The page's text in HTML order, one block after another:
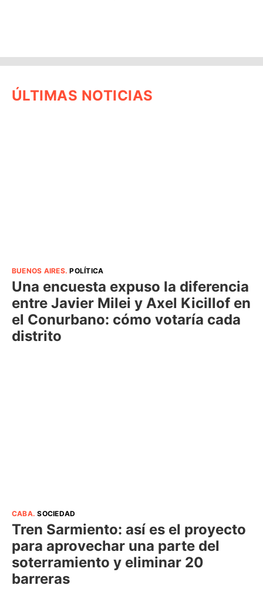
ÚLTIMAS NOTICIAS
BUENOS AIRES.POLÍTICA
Una encuesta expuso la diferencia
entre Javier Milei y Axel Kicillof en
el Conurbano: cómo votaría cada
distrito
CABA.SOCIEDAD
Tren Sarmiento: así es el proyecto
para aprovechar una parte del
soterramiento y eliminar 20
barreras